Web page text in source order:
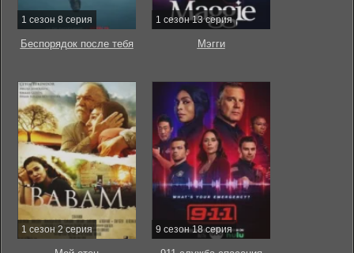
1 сезон 8 серия
Беспорядок после тебя
1 сезон 13 серия
Мэгги
1 сезон 2 серия 9 сезон 18 серия